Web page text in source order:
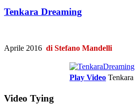
Tenkara Dreaming
Aprile 2016 di Stefano Mandelli
Play Video Tenkara
Video Tying